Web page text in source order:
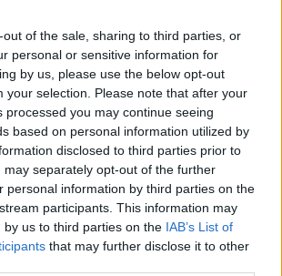
out of the sale, sharing to third parties, or
personal or sensitive information for
by us, please use the below opt-out
your selection. Please note that after your
processed you may continue seeing
based on personal information utilized by
disclosed to third parties prior to
may separately opt-out of the further
personal information by third parties on the
participants. This information may
by us to third parties on the IAB’s List of
that may further disclose it to other
notospress.grστο Google News και
τις ειδήσεις
ΠΡΟΓΝΩΣΗ ΚΑΙΡΟΥ